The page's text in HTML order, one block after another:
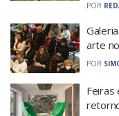
POR
arte
POR
Feiras